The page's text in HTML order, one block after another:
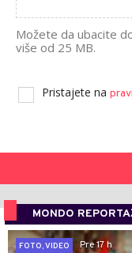
Možete da ubacite
više od 25 MB.
Pristajete na
MONDO
FOTO, VIDEO
Pre 17 h